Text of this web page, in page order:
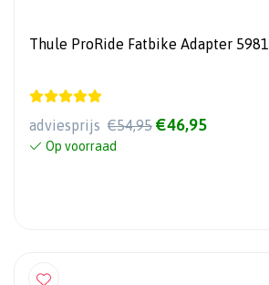
Thule ProRide Fatbike Adapter 5981
adviesprijs €54,95 €46,95
Op voorraad